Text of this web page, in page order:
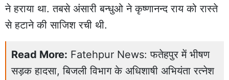
ने हराया था. तबसे अंसारी बन्धुओ ने कृष्णानन्द राय को रास्ते
से हटाने की साजिश रची थी.
Read More: Fatehpur News: फतेहपुर में भीषण
सड़क हादसा, बिजली विभाग के अधिशाषी अभियंता रत्नेश